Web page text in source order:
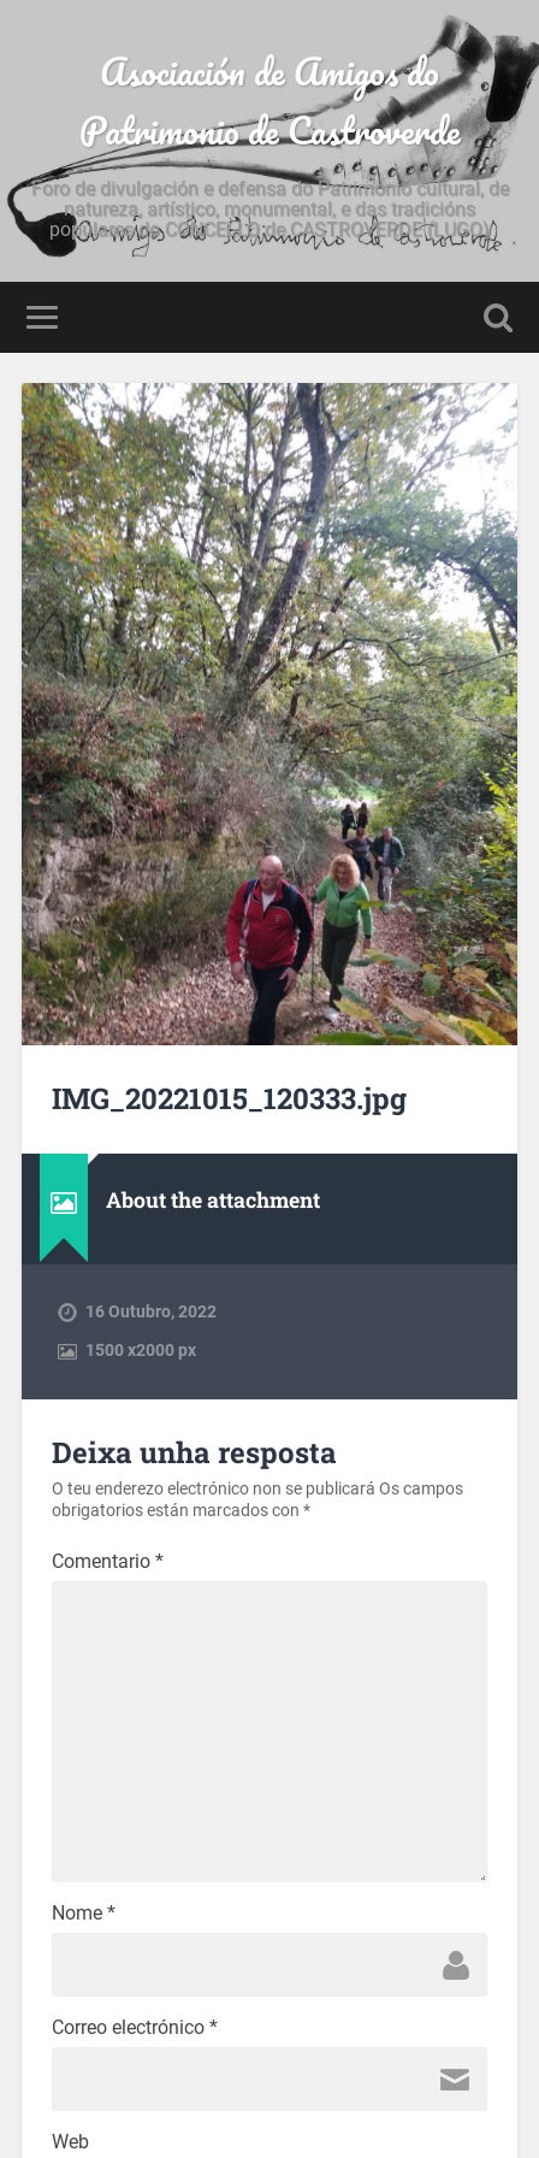
Asociación de Amigos do
Patrimonio de Castroverde
Foro de divulgación e defensa do Patrimonio cultural, de
natureza, artístico, monumental, e das tradicións
populares do CONCELLO de CASTROVERDE (LUGO)
IMG_20221015_120333.jpg
About the attachment
16 Outubro, 2022
1500x2000 px
Deixa unha resposta
O teu enderezo electrónico non se publicará Os campos
obrigatorios están marcados con *
Comentario *
Nome *
Correo electrónico *
Web